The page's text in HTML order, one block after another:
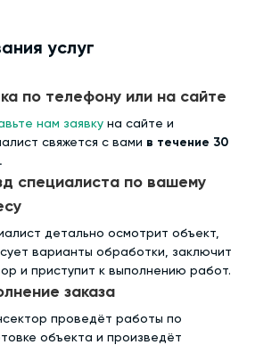
услуг
по телефону или на сайте
нам заявку на сайте и
свяжется с вами в течение 30
специалиста по вашему
детально осмотрит объект,
варианты обработки, заключит
и приступит к выполнению работ.
заказа
проведёт работы по
объекта и произведёт